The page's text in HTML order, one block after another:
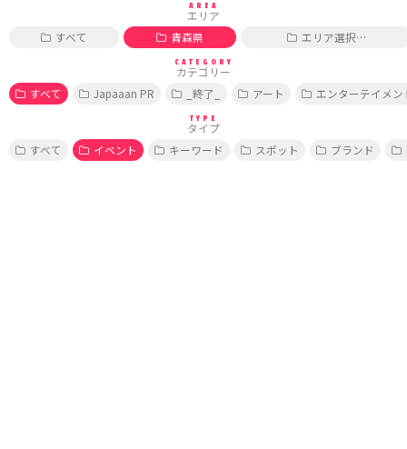
AREA
エリア
すべて
青森県 エリア選択…
CATEGORY
カテゴリー
すべて
Japaaan PR _終了_ アート エンターテイメン
TYPE
タイプ
すべて
イベント キーワード スポット ブランド